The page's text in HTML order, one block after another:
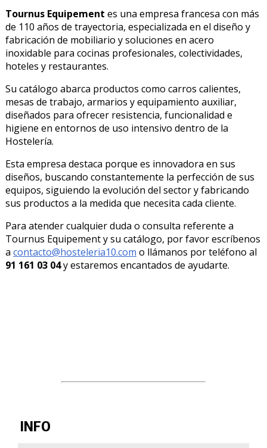
Tournus Equipement es una empresa francesa con más
de 110 años de trayectoria, especializada en el diseño y
fabricación de mobiliario y soluciones en acero
inoxidable para cocinas profesionales, colectividades,
hoteles y restaurantes.
Su catálogo abarca productos como carros calientes,
mesas de trabajo, armarios y equipamiento auxiliar,
diseñados para ofrecer resistencia, funcionalidad e
higiene en entornos de uso intensivo dentro de la
Hostelería.
Esta empresa destaca porque es innovadora en sus
diseños, buscando constantemente la perfección de sus
equipos, siguiendo la evolución del sector y fabricando
sus productos a la medida que necesita cada cliente.
Para atender cualquier duda o consulta referente a
Tournus Equipementy su catálogo, por favor escríbenos
a contacto@hosteleria10.com o llámanos por teléfono al
91 161 03 04y estaremos encantados de ayudarte.
INFO